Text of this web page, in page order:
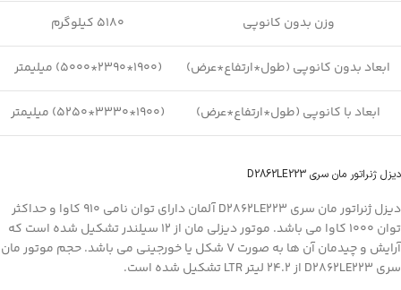
وزن بدون کانوپی 5180 کیلوگرم
ابعاد بدون کانوپی (طول*ارتفاع*عرض) (1900*2390*5000) میلیمتر
ابعاد با کانوپی (طول*ارتفاع*عرض) (1900*3330*5250) میلیمتر
دیزل ژنراتور مان سری D2862LE223
دیزل ژنراتور مان سری D2862LE223 آلمان دارای توان نامی 910 کاوا و حداکثر
توان 1000 کاوا می باشد. موتور دیزلی مان از 12 سیلندر تشکیل شده است که
آرایش و چیدمان آن ها به صورت V شکل یا خورجینی می باشد. حجم موتور مان
سری D2862LE223 از 24.2 لیتر LTR تشکیل شده است.